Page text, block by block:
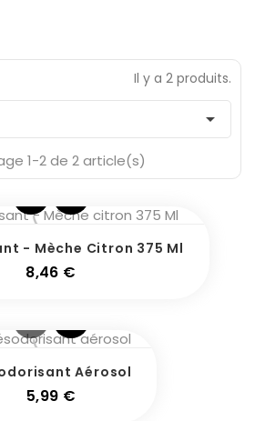
Il y a 2 produits.

1-2 de 2 article(s)
- Mèche Citron 375 Ml
8,46 €
Aérosol
5,99 €